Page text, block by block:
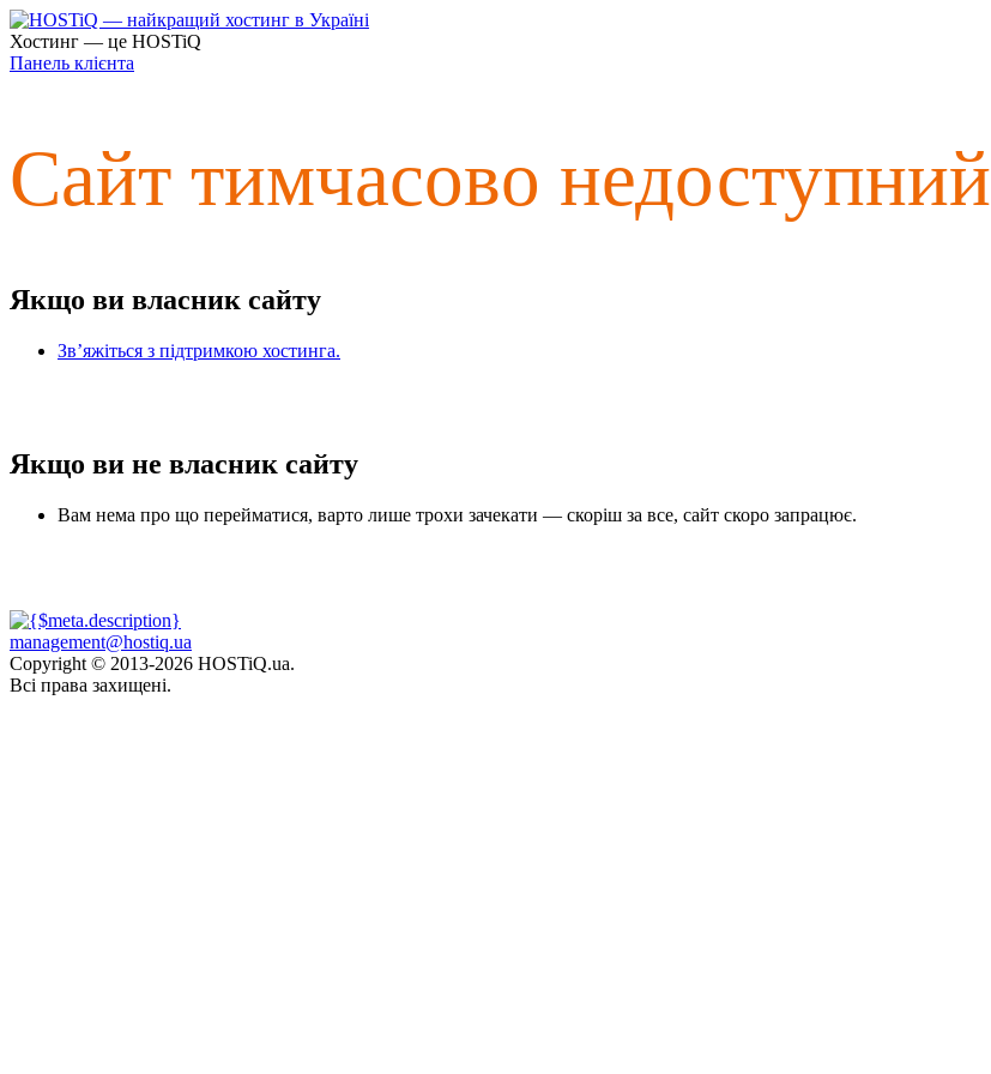
Хостинг — це HOSTiQ
Панель клієнта
Сайт тимчасово недоступний
Якщо ви власник сайту
Зв’яжіться з підтримкою хостинга.
Якщо ви не власник сайту
Вам нема про що перейматися, варто лише трохи зачекати — скоріш за все, сайт скоро запрацює.
management@hostiq.ua
Copyright © 2013-2026 HOSTiQ.ua.
Всі права захищені.